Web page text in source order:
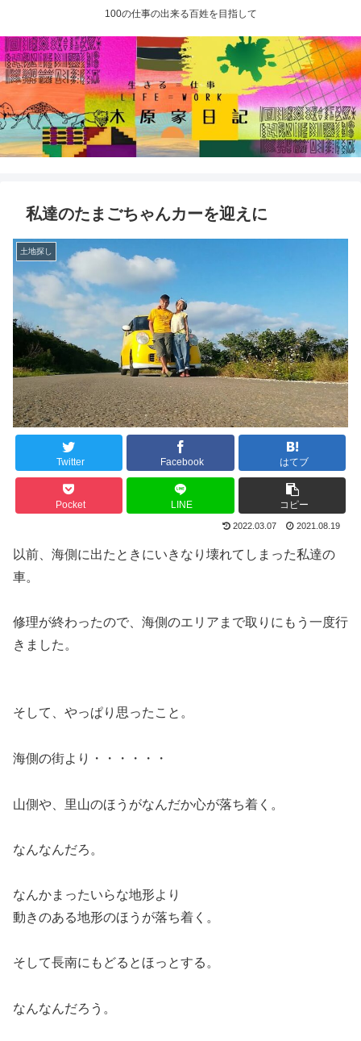
100の仕事の出来る百姓を目指して
私達のたまごちゃんカーを迎えに
土地探し
Twitter Facebook はてブ
Pocket LINE コピー
2022.03.07 2021.08.19
以前、海側に出たときにいきなり壊れてしまった私達の
車。
修理が終わったので、海側のエリアまで取りにもう一度行
きました。
そして、やっぱり思ったこと。
海側の街より・・・・・・
山側や、里山のほうがなんだか心が落ち着く。
なんなんだろ。
なんかまったいらな地形より
動きのある地形のほうが落ち着く。
そして長南にもどるとほっとする。
なんなんだろう。